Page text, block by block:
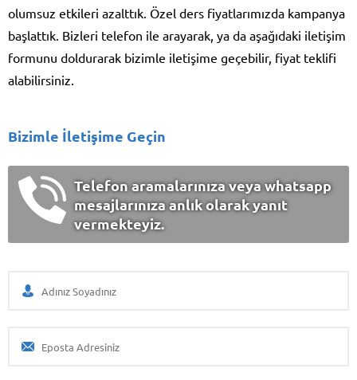
olumsuz etkileri azalttık. Özel ders fiyatlarımızda kampanya
başlattık. Bizleri telefon ile arayarak, ya da aşağıdaki iletişim
formunu doldurarak bizimle iletişime geçebilir, fiyat teklifi
alabilirsiniz.
Bizimle İletişime Geçin
Telefon aramalarınıza veya whatsapp
mesajlarınıza anlık olarak yanıt
vermekteyiz.